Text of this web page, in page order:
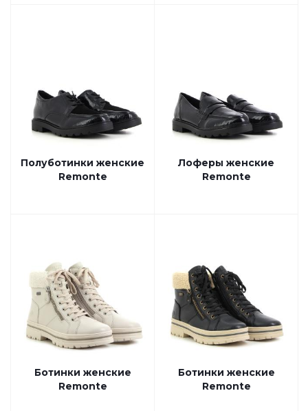
Полуботинки женские
Remonte
Лоферы женские
Remonte
Ботинки женские
Remonte
Ботинки женские
Remonte